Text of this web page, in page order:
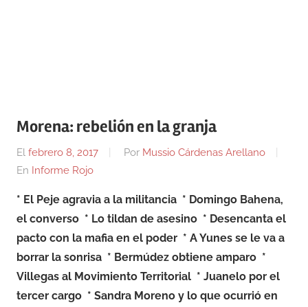
Morena: rebelión en la granja
El febrero 8, 2017 Por Mussio Cárdenas Arellano
En Informe Rojo
* El Peje agravia a la militancia * Domingo Bahena,
el converso * Lo tildan de asesino * Desencanta el
pacto con la mafia en el poder * A Yunes se le va a
borrar la sonrisa * Bermúdez obtiene amparo *
Villegas al Movimiento Territorial * Juanelo por el
tercer cargo * Sandra Moreno y lo que ocurrió en